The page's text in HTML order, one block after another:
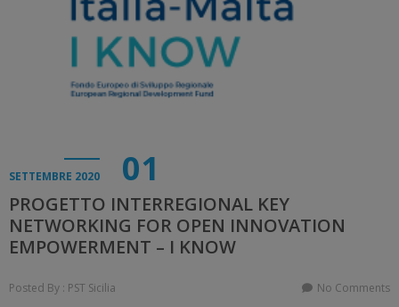
SETTEMBRE 2020 01
PROGETTO INTERREGIONAL KEY
NETWORKING FOR OPEN INNOVATION
EMPOWERMENT – I KNOW
Posted By : PST Sicilia No Comments